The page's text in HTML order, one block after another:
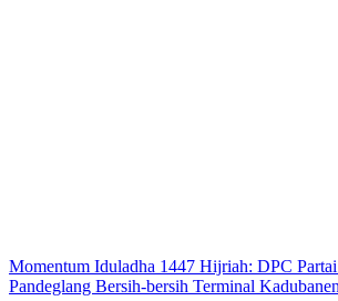
Momentum Iduladha 1447 Hijriah: DPC
Pandeglang Bersih-bersih Terminal Kadubanen